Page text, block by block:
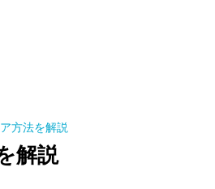
方法を解説
解説